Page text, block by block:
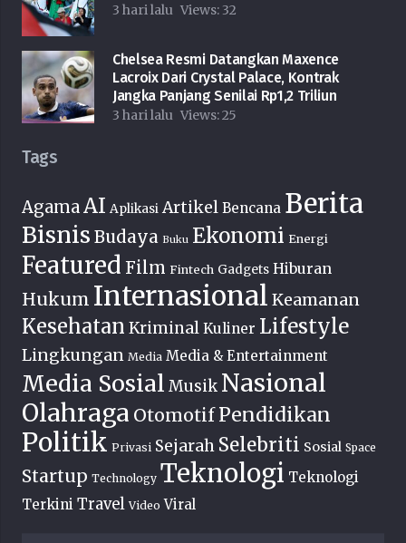
3 hari lalu Views: 32
Chelsea Resmi Datangkan Maxence
Lacroix Dari Crystal Palace, Kontrak
Jangka Panjang Senilai Rp1,2 Triliun
3 hari lalu Views:25
Tags
AgamaAI Aplikasi Artikel Bencana Berita
Bisnis Budaya Buku Ekonomi Energi
Featured Film Fintech Gadgets Hiburan
Hukum Internasional Keamanan
Kesehatan Kriminal Kuliner Lifestyle
Lingkungan Media Media & Entertainment
Media Sosial Musik Nasional
Olahraga Otomotif Pendidikan
Politik Privasi Sejarah Selebriti Sosial Space
Startup Technology Teknologi Teknologi
Terkini Travel Video Viral